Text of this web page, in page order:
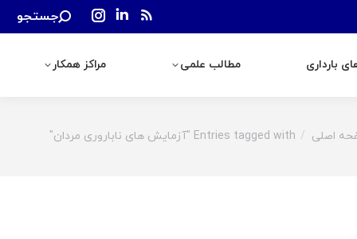
Rss
window
Linkedin
opens
window
Instagram
opens
window
Search:
جستجو
بارداری مطالب علمی مراکز همکار
You are
اصلی Entries tagged with "آزمایش های ناباروری مردان"
مراکز همکار